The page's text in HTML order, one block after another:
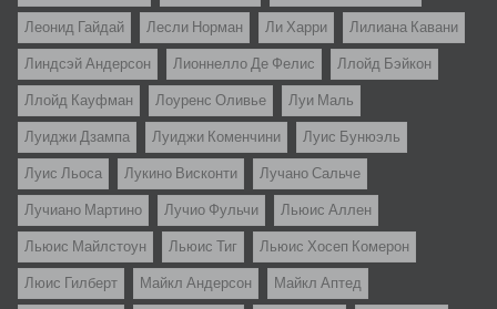
Леонид Гайдай Лесли Норман Ли Харри Лилиана Кавани
Линдсэй Андерсон Лионнелло Де Фелис Ллойд Бэйкон
Ллойд Кауфман Лоуренс Оливье Луи Маль
Луиджи Дзампа Луиджи Коменчини Луис Бунюэль
Луис Льоса Лукино Висконти Лучано Сальче
Лучиано Мартино Лучио Фульчи Льюис Аллен
Льюис Майлстоун Льюис Тиг Льюис Хосеп Комерон
Люис Гилберт Майкл Андерсон Майкл Аптед